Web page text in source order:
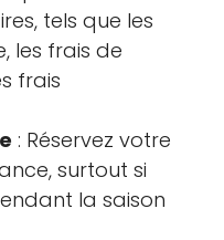
tels que les
les frais de
frais
: Réservez votre
surtout si
la saison